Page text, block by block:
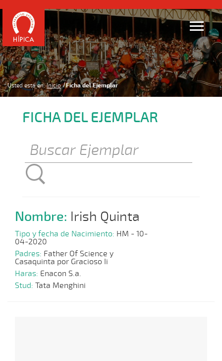
Usted está en: Inicio Ficha del Ejemplar
FICHA DEL EJEMPLAR
Nombre: Irish Quinta
Tipo y fecha de Nacimiento: HM - 10-
04-2020
Padres: Father Of Science y
Casaquinta por Gracioso Ii
Haras: Enacon S.a.
Stud: Tata Menghini